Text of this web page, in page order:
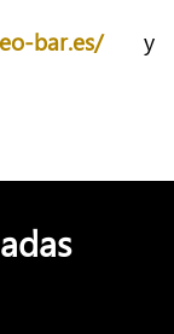
bar.es/y